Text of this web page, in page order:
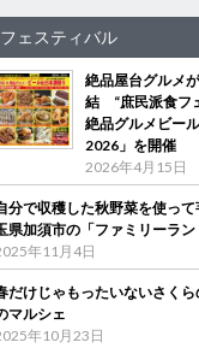
フェスティバル
絶品屋台グルメ
結 “庶民派食フ
絶品グルメビー
2026」を開催
2026年4月15日
分で収穫した秋野菜を使っ
県加須市の「ファミリーラン
年11月4日
だけじゃもったいないさく
マルシェ
年10月23日